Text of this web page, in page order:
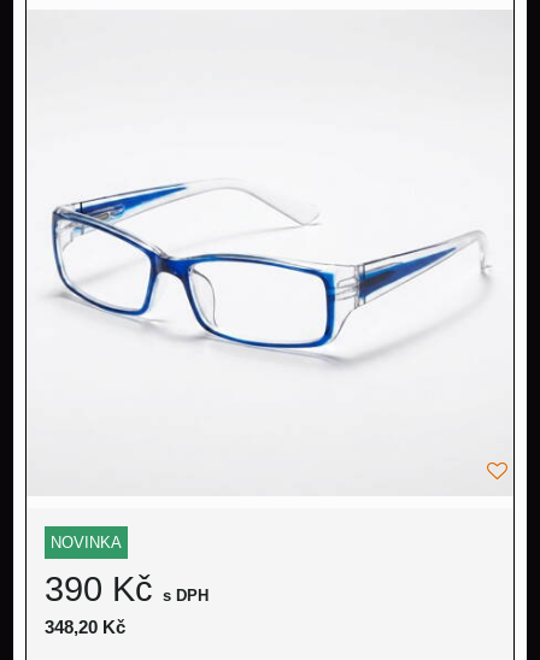
NOVINKA
390 Kč s DPH
348,20 Kč